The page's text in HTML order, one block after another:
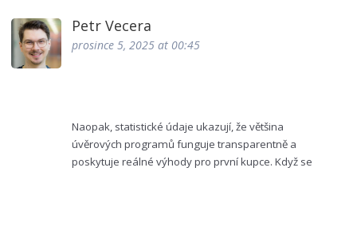
Petr Vecera
prosince 5, 2025 at 00:45
Naopak, statistické údaje ukazují, že většina
úvěrových programů funguje transparentně a
poskytuje reálné výhody pro první kupce. Když se